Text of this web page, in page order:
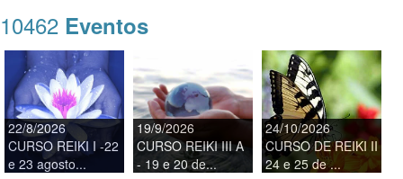
10462 Eventos
22/8/2026
CURSO REIKI I -22
e 23 agosto...
19/9/2026
CURSO REIKI III A
- 19 e 20 de...
24/10/2026
CURSO DE REIKI II
24 e 25 de ...